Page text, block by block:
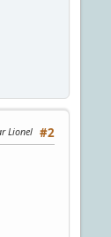
#2
Lionel